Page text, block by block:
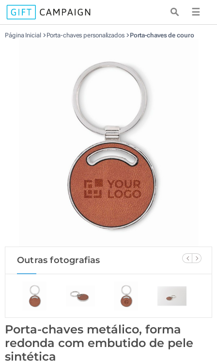
☰
Página Inicial Porta-chaves personalizados Porta-chaves de couro
Outras fotografias
Porta-chaves metálico, forma
redonda com embutido de pele
sintética